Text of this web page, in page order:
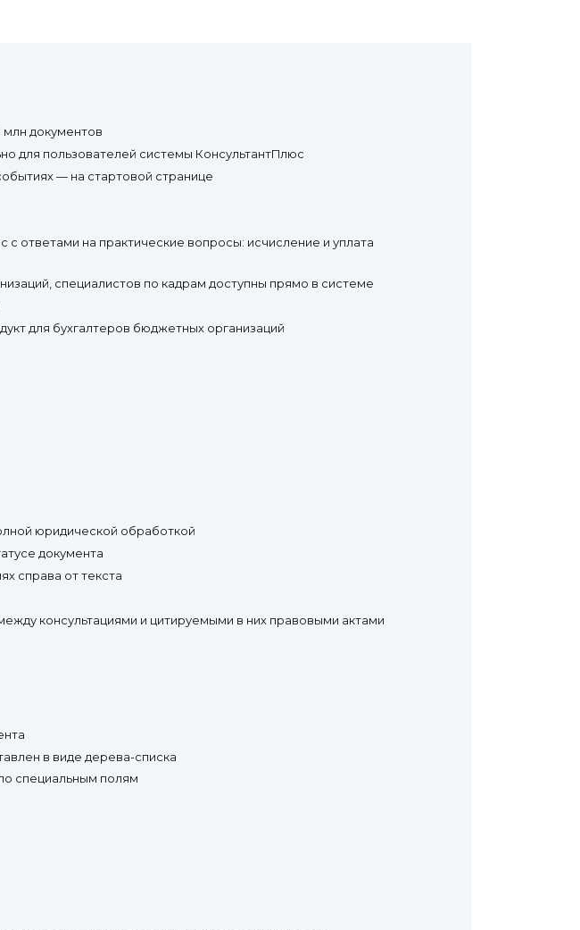
документов
для пользователей системы КонсультантПлюс
— на стартовой странице
ответами на практические вопросы: исчисление и уплата
специалистов по кадрам доступны прямо в системе
для бухгалтеров бюджетных организаций
юридической обработкой
документа
справа от текста
консультациями и цитируемыми в них правовыми актами
в виде дерева-списка
специальным полям